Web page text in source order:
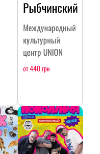
Рыбчинский
Международный
культурный
центр UNION
от 440 грн